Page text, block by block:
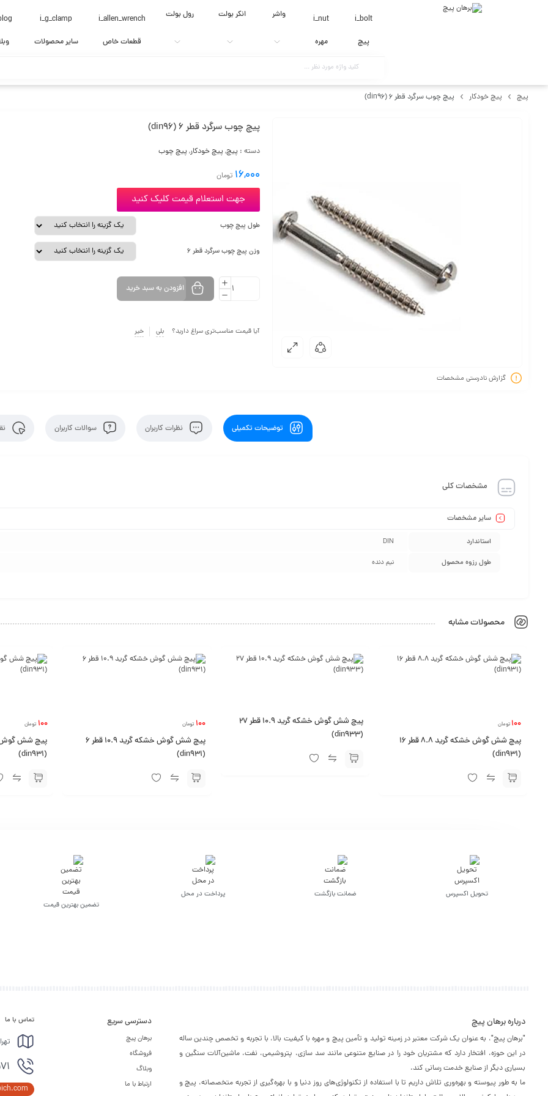
i_bolt
پیچ
i_nut
مهره
واشر انکر بولت رول بولت i_allen_wrench
قطعات خاص
i_g_clamp
سایر محصولات
پیچ پیچ خودکار پیچ چوب سرگرد قطر 6 (din96)
گزارش نادرستی مشخصات
پیچ چوب سرگرد قطر 6 (din96)
دسته : پیچ, پیچ خودکار, پیچ چوب
16,000 تومان
جهت استعلام قیمت کلیک کنید
طول پیچ چوب
وزن پیچ چوب سرگرد قطر 6
افزودن به سبد خرید
آیا قیمت مناسب‌تری سراغ دارید؟ بلی خیر
توضیحات تکمیلی نظرات کاربران سوالات کاربران
مشخصات کلی
سایر مشخصات
استاندارد DIN
طول رزوه محصول نیم دنده
محصولات مشابه
100 تومان
پیچ شش گوش خشکه گرید 8.8 قطر 16
(din931)
پیچ شش گوش خشکه گرید 10.9 قطر 27
(din933)
100 تومان
پیچ شش گوش خشکه گرید 10.9 قطر 6
(din931)
100 تومان
(din931)
تحویل اکسپرس ضمانت بازگشت
پرداخت در محل
تضمین بهترین قیمت
درباره برهان پیچ
"برهان پیچ"، به عنوان یک شرکت معتبر در زمینه تولید و تأمین پیچ و مهره با کیفیت بالا، با تجربه و تخصص چندین ساله
در این حوزه، افتخار دارد که مشتریان خود را در صنایع متنوعی مانند سد سازی، پتروشیمی، نفت، ماشین‌آلات سنگین و
بسیاری دیگر از صنایع خدمت رسانی کند.
ما به طور پیوسته و بهره‌وری تلاش داریم تا با استفاده از تکنولوژی‌های روز دنیا و با بهره‌گیری از تجربه متخصصانه، پیچ و
دسترسی سریع
برهان پیچ
فروشگاه
وبلاگ
ارتباط با ما
تماس با ما